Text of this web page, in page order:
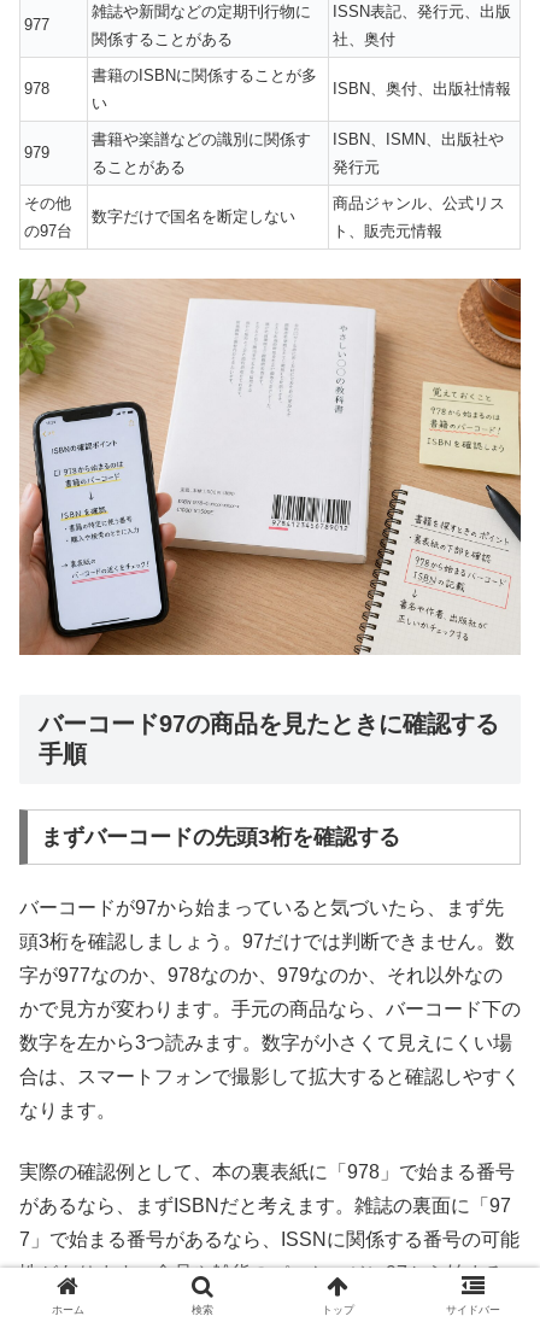
977
雑誌や新聞などの定期刊行物に
関係することがある
ISSN表記、発行元、出版
社、奥付
978
書籍のISBNに関係することが多
い
ISBN、奥付、出版社情報
979
書籍や楽譜などの識別に関係す
ることがある
ISBN、ISMN、出版社や
発行元
その他
の97台
数字だけで国名を断定しない
商品ジャンル、公式リス
ト、販売元情報
バーコード97の商品を見たときに確認する
手順
まずバーコードの先頭3桁を確認する
バーコードが97から始まっていると気づいたら、まず先
頭3桁を確認しましょう。97だけでは判断できません。数
字が977なのか、978なのか、979なのか、それ以外なの
かで見方が変わります。手元の商品なら、バーコード下の
数字を左から3つ読みます。数字が小さくて見えにくい場
合は、スマートフォンで撮影して拡大すると確認しやすく
なります。
実際の確認例として、本の裏表紙に「978」で始まる番号
があるなら、まずISBNだと考えます。雑誌の裏面に「97
7」で始まる番号があるなら、ISSNに関係する番号の可能
性があります。食品や雑貨のパッケージに97から始まる
番号が見えた場合は、出版物ではないため、バーコードだ
ホーム 検索 トップ サイドバー